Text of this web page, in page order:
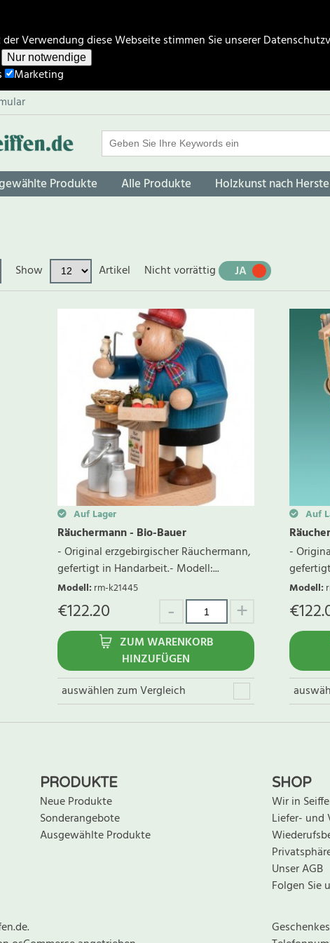
Verwendung diese Webseite stimmen Sie unserer
Nur notwendige
Marketing
Produkte Alle Produkte Holzkunst nach
Show Artikel Nicht vorrättig JA
Auf Lager
Räuchermann - Bio-Bauer
- Original erzgebirgischer Räuchermann,
gefertigt in Handarbeit.- Modell:...
Modell: rm-k21445
€122.20
ZUM WARENKORB
HINZUFÜGEN
auswählen zum Vergleich
Auf
-
Modell:
€
PRODUKTE
Neue Produkte
Sonderangebote
Ausgewählte Produkte
SHOP
Wir in
Liefer- und
Unser AGB
Folgen Sie